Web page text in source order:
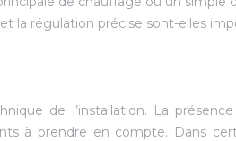
la régulation précise sont-elles
de l’installation. La
à prendre en compte. Dans